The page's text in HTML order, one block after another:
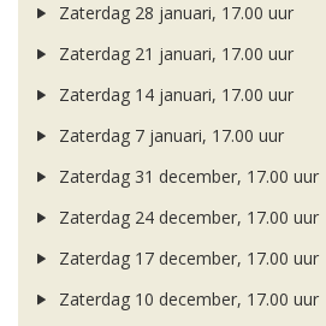
Zaterdag 28 januari, 17.00 uur
Zaterdag 21 januari, 17.00 uur
Zaterdag 14 januari, 17.00 uur
Zaterdag 7 januari, 17.00 uur
Zaterdag 31 december, 17.00 uur
Zaterdag 24 december, 17.00 uur
Zaterdag 17 december, 17.00 uur
Zaterdag 10 december, 17.00 uur